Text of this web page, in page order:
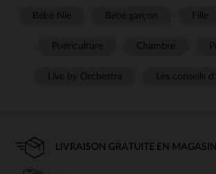
LIVRAISON GRATUITE EN MAGASIN